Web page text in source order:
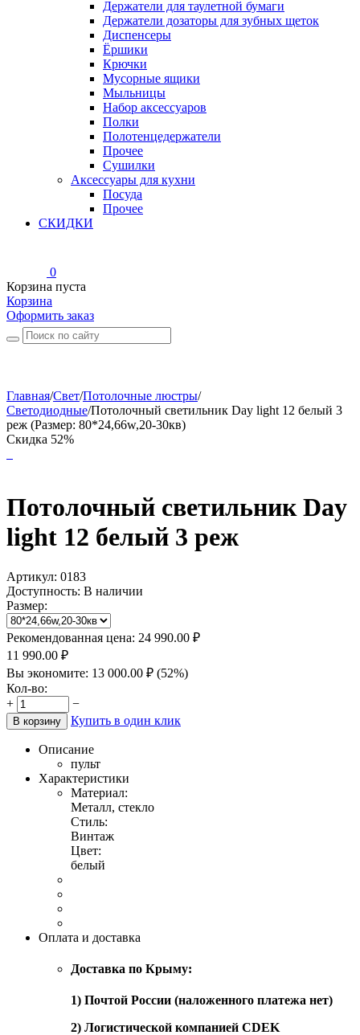
Держатели для таулетной бумаги
Держатели дозаторы для зубных щеток
Диспенсеры
Ёршики
Крючки
Мусорные ящики
Мыльницы
Набор аксессуаров
Полки
Полотенцедержатели
Прочее
Сушилки
Аксессуары для кухни
Посуда
Прочее
СКИДКИ
0
Корзина пуста
Корзина
Оформить заказ
Главная/Свет/Потолочные люстры/
Светодиодные/Потолочный светильник Day light 12 белый 3
реж (Размер: 80*24,66w,20-30кв)
Скидка 52%
Потолочный светильник Day
light 12 белый 3 реж
Артикул: 0183
Доступность: В наличии
Размер:
Рекомендованная цена: 24 990.00 ₽
11 990.00 ₽
Вы экономите: 13 000.00 ₽ (52%)
Кол-во:
+
−
В корзину Купить в один клик
Описание
пульт
Характеристики
Материал:
Металл, стекло
Стиль:
Винтаж
Цвет:
белый
Оплата и доставка
Доставка по Крыму:
1) Почтой России (наложенного платежа нет)
2) Логистической компанией CDEK